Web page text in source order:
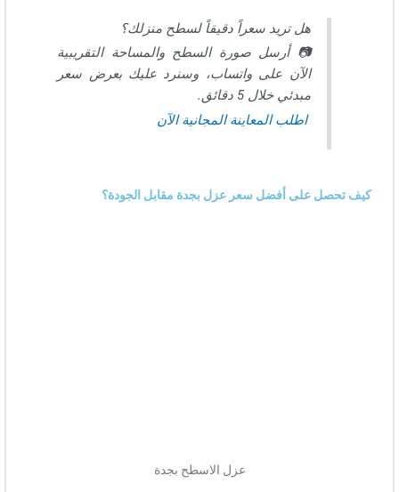
هل تريد سعراً دقيقاً لسطح منزلك؟
📷 أرسل صورة السطح والمساحة التقريبية
الآن على واتساب، وسنرد عليك بعرض سعر
مبدئي خلال 5 دقائق.
اطلب المعاينة المجانية الآن
كيف تحصل على أفضل سعر عزل بجدة مقابل الجودة؟
عزل الاسطح بجدة